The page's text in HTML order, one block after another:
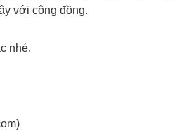
với cộng đồng.
nhé.